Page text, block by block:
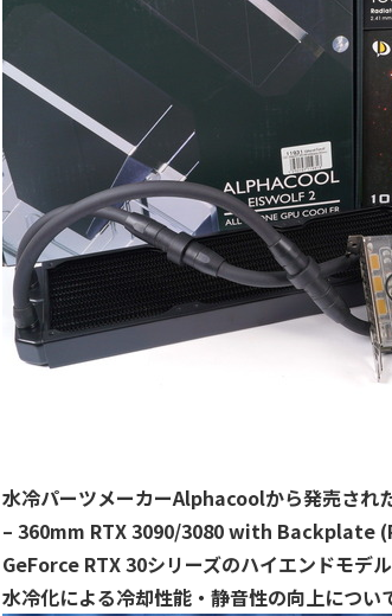
水冷パーツメーカーAlphacoolから発売さ
– 360mm RTX 3090/3080 with Backplate
GeForce RTX 30シリーズのハイエンドモデ
水冷化による冷却性能・静音性の向上につい